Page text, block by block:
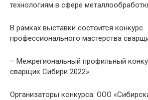
технологиям в сфере
В рамках выставки состоится конкурс
профессионального мастерства
– Межрегиональный профильный
сварщик Сибири 2022».
Организаторы конкурса: ООО